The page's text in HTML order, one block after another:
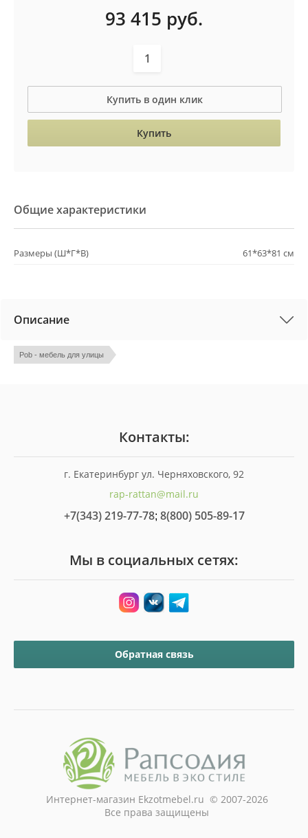
93 415 руб.
Купить в один клик
Купить
Общие характеристики
Размеры (Ш*Г*В) 61*63*81 см
Описание
Pob - мебель для улицы
Контакты:
г. Екатеринбург ул. Черняховского, 92
rap-rattan@mail.ru
+7(343) 219-77-78; 8(800) 505-89-17
Мы в социальных сетях:
Обратная связь
Интернет-магазин Ekzotmebel.ru © 2007-2026
Все права защищены